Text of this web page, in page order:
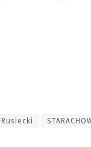
Rusiecki